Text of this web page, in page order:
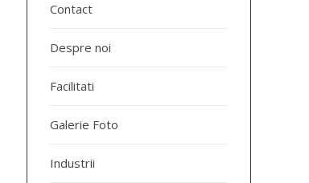
Contact
Despre noi
Facilitati
Galerie Foto
Industrii